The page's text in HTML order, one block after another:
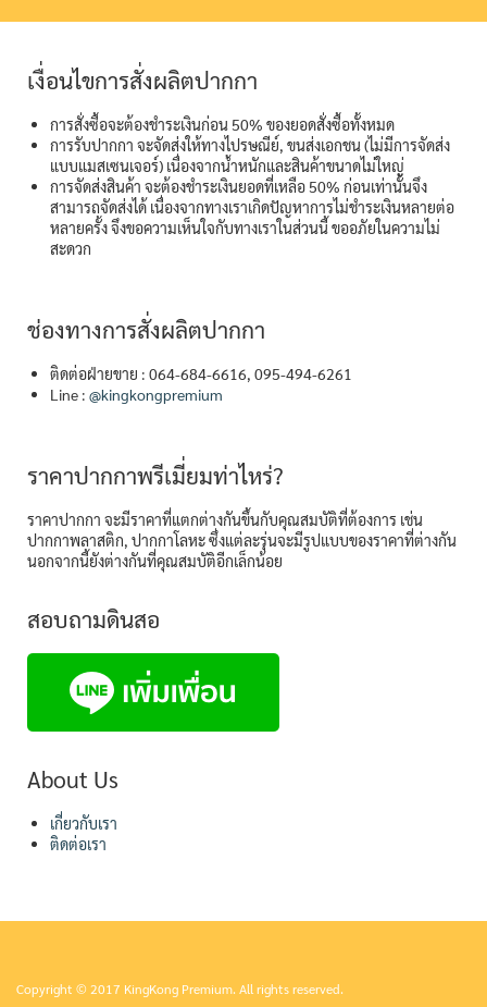
เงื่อนไขการสั่งผลิตปากกา
การสั่งซื้อจะต้องชำระเงินก่อน 50% ของยอดสั่งซื้อทั้งหมด
การรับปากกา จะจัดส่งให้ทางไปรษณีย์, ขนส่งเอกชน (ไม่มีการจัดส่ง
แบบแมสเซนเจอร์) เนื่องจากน้ำหนักและสินค้าขนาดไม่ใหญ่
การจัดส่งสินค้า จะต้องชำระเงินยอดที่เหลือ 50% ก่อนเท่านั้นจึง
สามารถจัดส่งได้ เนื่องจากทางเราเกิดปัญหาการไม่ชำระเงินหลายต่อ
หลายครั้ง จึงขอความเห็นใจกับทางเราในส่วนนี้ ขออภัยในความไม่
สะดวก
ช่องทางการสั่งผลิตปากกา
ติดต่อฝ่ายขาย : 064-684-6616, 095-494-6261
Line : @kingkongpremium
ราคาปากกาพรีเมี่ยมท่าไหร่?
ราคาปากกา จะมีราคาที่แตกต่างกันขึ้นกับคุณสมบัติที่ต้องการ เช่น
ปากกาพลาสติก, ปากกาโลหะ ซึ่งแต่ละรุ่นจะมีรูปแบบของราคาที่ต่างกัน
นอกจากนี้ยังต่างกันที่คุณสมบัติอีกเล็กน้อย
สอบถามดินสอ
About Us
เกี่ยวกับเรา
ติดต่อเรา
Copyright © 2017 KingKong Premium. All rights reserved.